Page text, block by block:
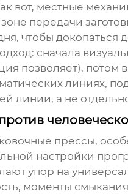
вот, местные
передачи
чтобы докопаться
сначала
позволяет),
линиях,
линии, а не
ковочные прессы,
настройки
упор на
моменты